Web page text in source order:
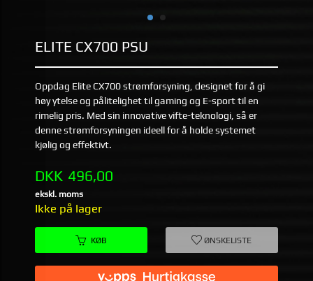
ELITE CX700 PSU
Oppdag Elite CX700 strømforsyning, designet for å gi
høy ytelse og pålitelighet til gaming og E-sport til en
rimelig pris. Med sin innovative vifte-teknologi, så er
denne strømforsyningen ideell for å holde systemet
kjølig og effektivt.
Pris
DKK 496,00
ekskl. moms
Ikke på lager
KØB ØNSKELISTE